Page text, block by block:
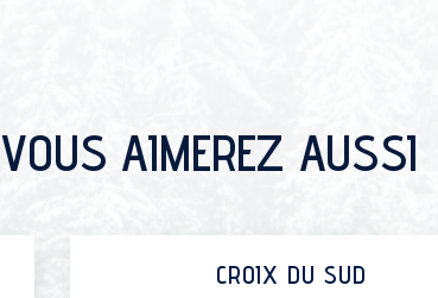
VOUS AIMEREZ AUSSI
CROIX DU SUD